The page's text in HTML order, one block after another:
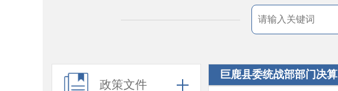
政策文件
巨鹿县委统战部部门决算